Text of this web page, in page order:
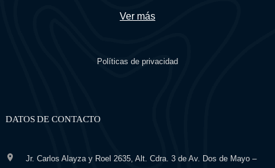
Ver más
Políticas de privacidad
DATOS DE CONTACTO
Jr. Carlos Alayza y Roel 2635, Alt. Cdra. 3 de Av. Dos de Mayo –